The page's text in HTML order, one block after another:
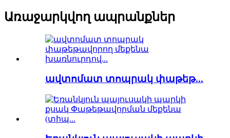
Առաջարկվող ապրանքներ
ավտոմատ տոպրակ փաթեթ...